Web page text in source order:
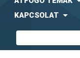
KAPCSOLAT